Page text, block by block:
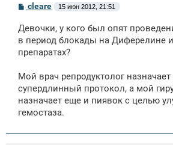
С
б
щ
н
е
cleare 15 июн 2012, 21:51
Девочки, у кого был опят
в период блокады на Диферелине
препаратах?
Мой врач репродуктолог
супердлинный протокол, а мой
назначает еще и пиявок с целью
гемостаза.